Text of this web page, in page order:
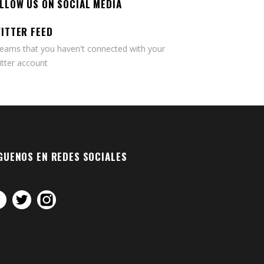
US ON SOCIAL MEDIA
FEED
that you haven't connected with your
account
EN REDES SOCIALES